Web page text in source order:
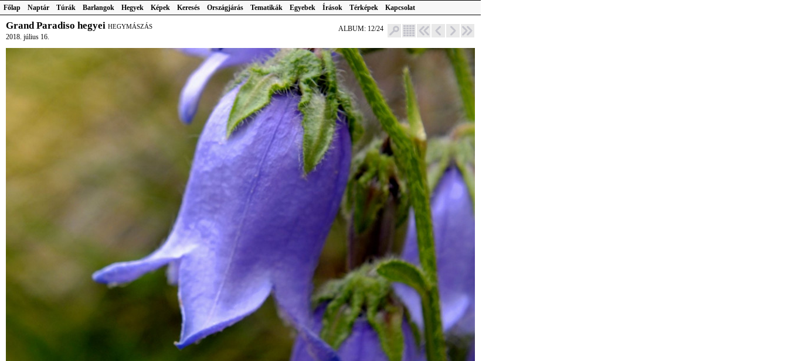
Főlap Naptár Túrák Barlangok Hegyek Képek Keresés Országjárás Tematikák Egyebek Írások Térképek Kapcsolat
Grand Paradiso hegyei HEGYMÁSZÁS
2018. július 16.
ALBUM: 12/24